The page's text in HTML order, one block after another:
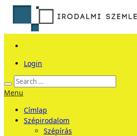
Login
Menu
Címlap
Szépirodalom
Szépírás